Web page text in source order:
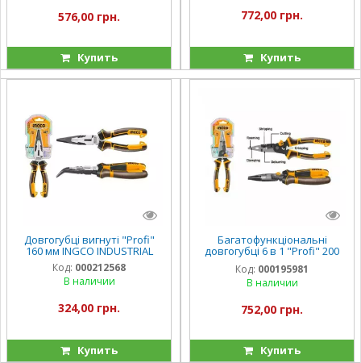
576,00 грн.
Купить
772,00 грн.
Купить
Довгогубці вигнуті "Profi"
160 мм INGCO INDUSTRIAL
Код: 000212568
В наличии
324,00 грн.
Купить
Багатофункціональні
довгогубці 6 в 1 "Profi" 200
мм INGCO INDUSTRIAL
Код: 000195981
В наличии
752,00 грн.
Купить